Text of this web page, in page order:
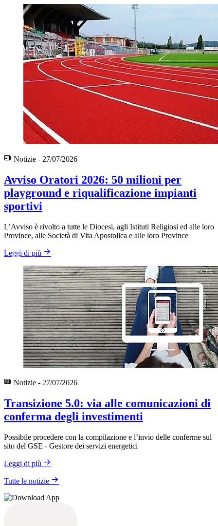
Notizie - 27/07/2026
Avviso Oratori 2026: 50 milioni per
playground e riqualificazione impianti
sportivi
L’Avviso è rivolto a tutte le Diocesi, agli Istituti Religiosi ed alle loro
Province, alle Società di Vita Apostolica e alle loro Province
Leggi di più
Notizie - 27/07/2026
Transizione 5.0: via alle comunicazioni di
conferma degli investimenti
Possibile procedere con la compilazione e l’invio delle conferme sul
sito del GSE - Gestore dei servizi energetici
Leggi di più
Tutte le notizie